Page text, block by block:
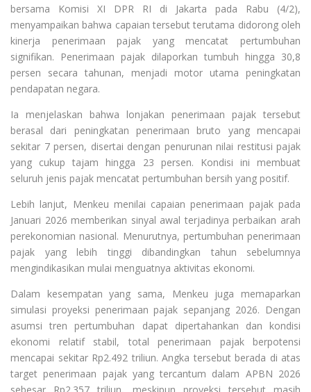
bersama Komisi XI DPR RI di Jakarta pada Rabu (4/2),
menyampaikan bahwa capaian tersebut terutama didorong oleh
kinerja penerimaan pajak yang mencatat pertumbuhan
signifikan. Penerimaan pajak dilaporkan tumbuh hingga 30,8
persen secara tahunan, menjadi motor utama peningkatan
pendapatan negara.
Ia menjelaskan bahwa lonjakan penerimaan pajak tersebut
berasal dari peningkatan penerimaan bruto yang mencapai
sekitar 7 persen, disertai dengan penurunan nilai restitusi pajak
yang cukup tajam hingga 23 persen. Kondisi ini membuat
seluruh jenis pajak mencatat pertumbuhan bersih yang positif.
Lebih lanjut, Menkeu menilai capaian penerimaan pajak pada
Januari 2026 memberikan sinyal awal terjadinya perbaikan arah
perekonomian nasional. Menurutnya, pertumbuhan penerimaan
pajak yang lebih tinggi dibandingkan tahun sebelumnya
mengindikasikan mulai menguatnya aktivitas ekonomi.
Dalam kesempatan yang sama, Menkeu juga memaparkan
simulasi proyeksi penerimaan pajak sepanjang 2026. Dengan
asumsi tren pertumbuhan dapat dipertahankan dan kondisi
ekonomi relatif stabil, total penerimaan pajak berpotensi
mencapai sekitar Rp2.492 triliun. Angka tersebut berada di atas
target penerimaan pajak yang tercantum dalam APBN 2026